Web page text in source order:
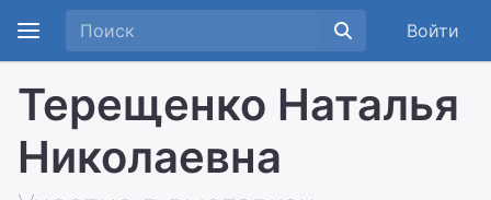
Войти
Терещенко Наталья
Николаевна